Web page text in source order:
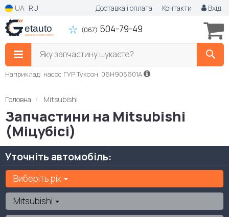
UA RU Доставка і оплата Контакти Вхід
(067) 504-79-49
Яку запчастину шукаєте?
Наприклад: насос ГУР Туксон, 06H905601A
Головна Mitsubishi
Запчастини на Mitsubishi
(Міцубісі)
Уточніть автомобіль:
Виберіть рік
Mitsubishi